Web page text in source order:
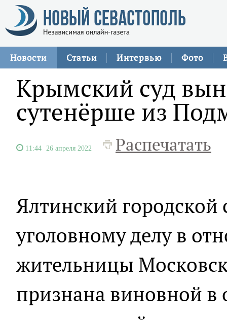
Новости Статьи Интервью Фото
Крымский суд
сутенёрше из
11:44 26 апреля 2022 Распечатать
Ялтинский городской
уголовному делу в
жительницы
признана виновной в